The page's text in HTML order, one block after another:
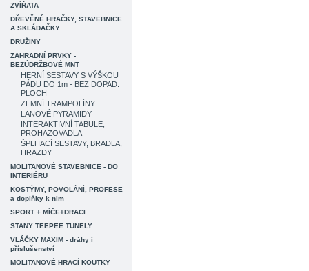
ZVÍŘATA
DŘEVĚNÉ HRAČKY, STAVEBNICE
A SKLÁDAČKY
DRUŽINY
ZAHRADNÍ PRVKY -
BEZÚDRŽBOVÉ MNT
HERNÍ SESTAVY S VÝŠKOU
PÁDU DO 1m - BEZ DOPAD.
PLOCH
ZEMNÍ TRAMPOLÍNY
LANOVÉ PYRAMIDY
INTERAKTIVNÍ TABULE,
PROHAZOVADLA
ŠPLHACÍ SESTAVY, BRADLA,
HRAZDY
MOLITANOVÉ STAVEBNICE - DO
INTERIÉRU
KOSTÝMY, POVOLÁNÍ, PROFESE
a doplňky k nim
SPORT + MÍČE+DRACI
STANY TEEPEE TUNELY
VLÁČKY MAXIM - dráhy i
příslušenství
MOLITANOVÉ HRACÍ KOUTKY